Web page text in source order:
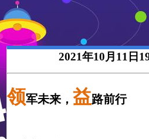
2021年10月11日
领军未来， 益路前行